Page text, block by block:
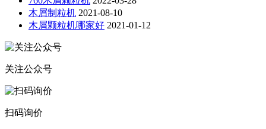
木屑制粒机 2021-08-10
木屑颗粒机哪家好 2021-01-12
关注公众号
扫码询价